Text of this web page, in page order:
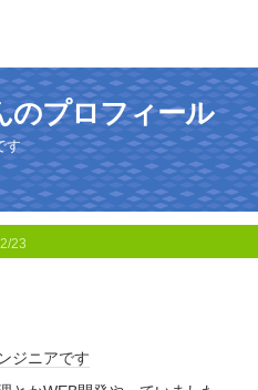
のプロフィール
す
23
ジニアです